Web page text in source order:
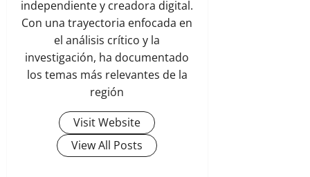
independiente y creadora digital.
Con una trayectoria enfocada en
el análisis crítico y la
investigación, ha documentado
los temas más relevantes de la
región
Visit Website
View All Posts